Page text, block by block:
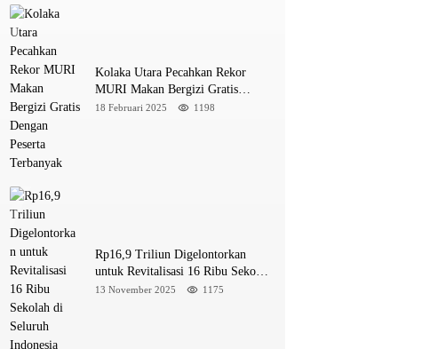
Kolaka Utara Pecahkan Rekor
MURI Makan Bergizi Gratis
Dengan Peserta Terbanyak
18 Februari 2025 1198
Rp16,9 Triliun Digelontorkan
untuk Revitalisasi 16 Ribu Sekolah
di Seluruh Indonesia
13 November 2025 1175